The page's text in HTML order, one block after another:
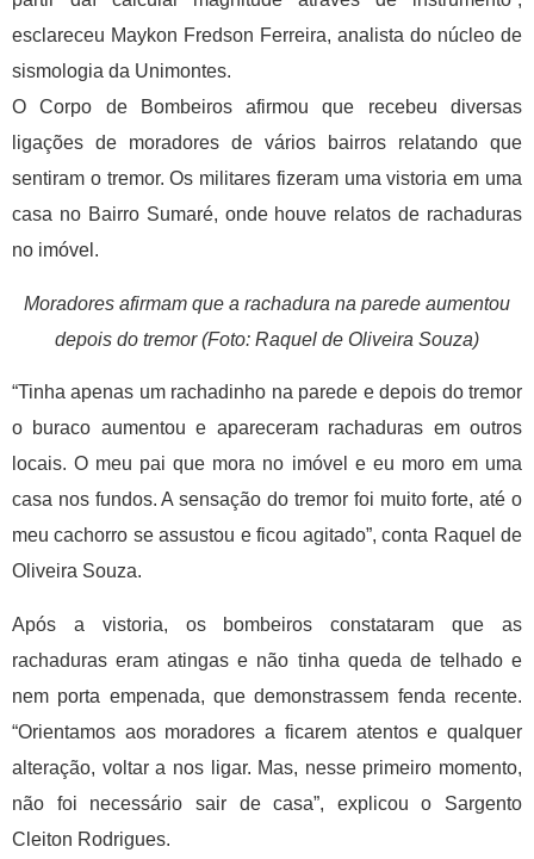
esclareceu Maykon Fredson Ferreira, analista do núcleo de
sismologia da Unimontes.
O Corpo de Bombeiros afirmou que recebeu diversas
ligações de moradores de vários bairros relatando que
sentiram o tremor. Os militares fizeram uma vistoria em uma
casa no Bairro Sumaré, onde houve relatos de rachaduras
no imóvel.
Moradores afirmam que a rachadura na parede aumentou
depois do tremor (Foto: Raquel de Oliveira Souza)
“Tinha apenas um rachadinho na parede e depois do tremor
o buraco aumentou e apareceram rachaduras em outros
locais. O meu pai que mora no imóvel e eu moro em uma
casa nos fundos. A sensação do tremor foi muito forte, até o
meu cachorro se assustou e ficou agitado”, conta Raquel de
Oliveira Souza.
Após a vistoria, os bombeiros constataram que as
rachaduras eram atingas e não tinha queda de telhado e
nem porta empenada, que demonstrassem fenda recente.
“Orientamos aos moradores a ficarem atentos e qualquer
alteração, voltar a nos ligar. Mas, nesse primeiro momento,
não foi necessário sair de casa”, explicou o Sargento
Cleiton Rodrigues.